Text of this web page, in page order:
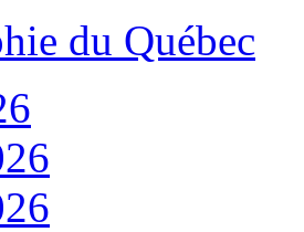
du Québec